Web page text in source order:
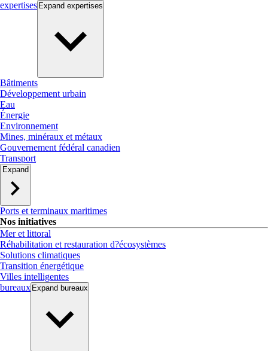
expertises Expand expertises
Bâtiments
Développement urbain
Eau
Énergie
Environnement
Mines, minéraux et métaux
Gouvernement fédéral canadien
Transport
Expand
Ports et terminaux maritimes
Nos initiatives
Mer et littoral
Réhabilitation et restauration d?écosystèmes
Solutions climatiques
Transition énergétique
Villes intelligentes
bureaux Expand bureaux